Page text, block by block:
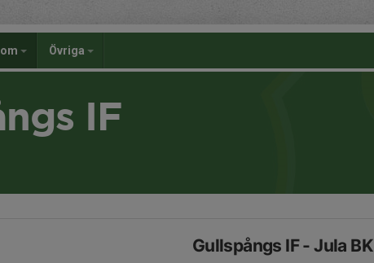
Övriga
IF
Gullspångs IF - Jula BK